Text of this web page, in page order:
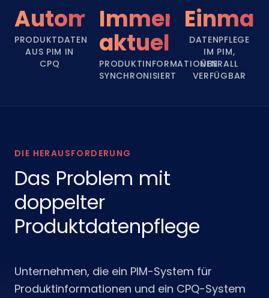
Automatisch
PRODUKTDATEN
AUS PIM IN
CPQ
Immer
aktuell
PRODUKTINFORMATIONEN
SYNCHRONISIERT
DATENPFLEGE
IM PIM,
ÜBERALL
VERFÜGBAR
DIE HERAUSFORDERUNG
Das Problem mit
doppelter
Produktdatenpflege
Unternehmen, die ein PIM-System für
Produktinformationen und ein CPQ-System